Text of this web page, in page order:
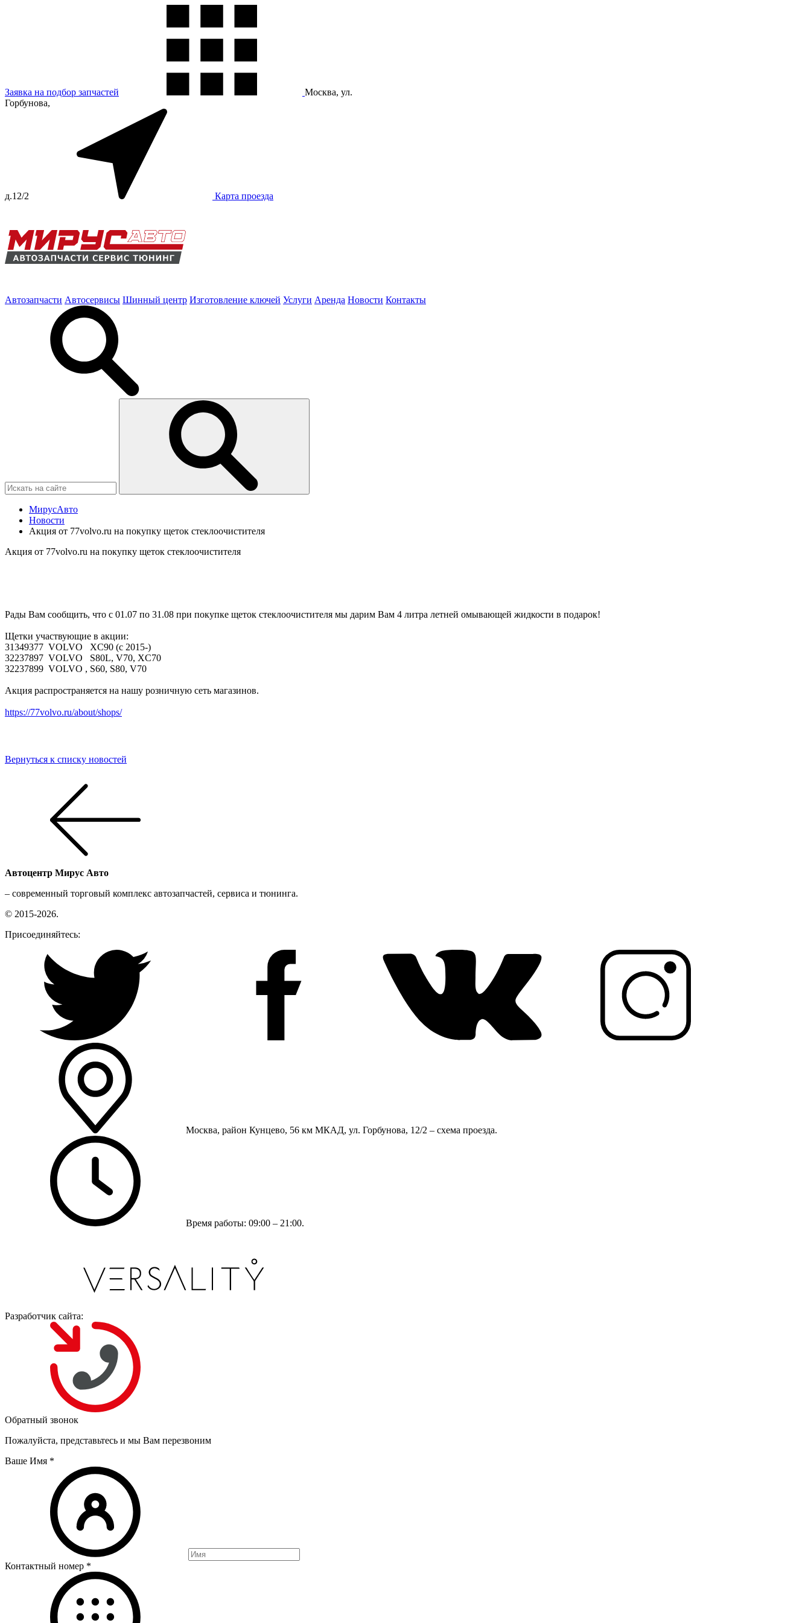
Заявка на подбор запчастей
Москва, ул.
Горбунова,
д.12/2 Карта проезда
Автозапчасти Автосервисы Шинный центр Изготовление ключей Услуги Аренда Новости Контакты
МирусАвто
Новости
Акция от 77volvo.ru на покупку щеток стеклоочистителя
Акция от 77volvo.ru на покупку щеток стеклоочистителя
Рады Вам сообщить, что с 01.07 по 31.08 при покупке щеток стеклоочистителя мы дарим Вам 4 литра летней омывающей жидкости в подарок!
Щетки участвующие в акции:
31349377 VOLVO XC90 (с 2015-)
32237897 VOLVO S80L, V70, XC70
32237899 VOLVO , S60, S80, V70
Акция распространяется на нашу розничную сеть магазинов.
https://77volvo.ru/about/shops/
Вернуться к списку новостей
Автоцентр Мирус Авто
– современный торговый комплекс автозапчастей, сервиса и тюнинга.
© 2015-2026.
Присоединяйтесь:
Москва, район Кунцево, 56 км МКАД, ул. Горбунова, 12/2 – схема проезда.
Время работы: 09:00 – 21:00.
Разработчик сайта:
Обратный звонок
Пожалуйста, представьтесь и мы Вам перезвоним
Ваше Имя *
Контактный номер *